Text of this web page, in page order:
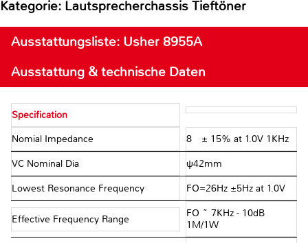
Kategorie: Lautsprecherchassis Tieftöner
Ausstattungsliste: Usher 8955A
Ausstattung & technische Daten
Specification
Nomial Impedance 8Ω ± 15% at 1.0V 1KHz
VC Nominal Dia ψ42mm
Lowest Resonance Frequency FO=26Hz ±5Hz at 1.0V
Effective Frequency Range
FO ~ 7KHz - 10dB
1M/1W